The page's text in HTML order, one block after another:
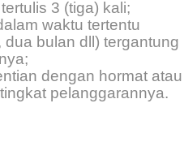
3 (tiga) kali;
waktu tertentu
bulan dll) tergantung
dengan hormat atau
pelanggarannya.